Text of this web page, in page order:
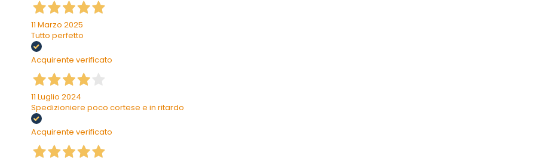
11 Marzo 2025
Tutto perfetto
Acquirente verificato
11 Luglio 2024
Spedizioniere poco cortese e in ritardo
Acquirente verificato